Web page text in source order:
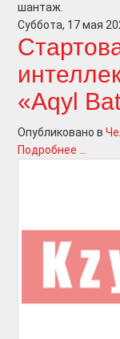
шантаж.
Суббота, 17 мая
«Aqyl
Опубликовано в
Подробнее ...